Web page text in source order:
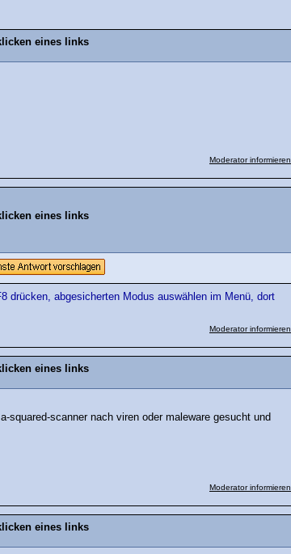
eines links
Moderator informieren
eines links
drücken, abgesicherten Modus auswählen im Menü, dort
Moderator informieren
eines links
scanner nach viren oder maleware gesucht und
Moderator informieren
eines links